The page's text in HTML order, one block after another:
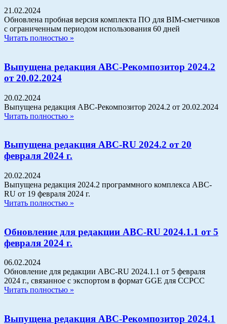
21.02.2024
Обновлена пробная версия комплекта ПО для BIM-сметчиков
с ограниченным периодом использования 60 дней
Читать полностью »
Выпущена редакция АВС-Рекомпозитор 2024.2
от 20.02.2024
20.02.2024
Выпущена редакция АВС-Рекомпозитор 2024.2 от 20.02.2024
Читать полностью »
Выпущена редакция АВС-RU 2024.2 от 20
февраля 2024 г.
20.02.2024
Выпущена редакция 2024.2 программного комплекса АВС-
RU от 19 февраля 2024 г.
Читать полностью »
Обновление для редакции АВС-RU 2024.1.1 от 5
февраля 2024 г.
06.02.2024
Обновление для редакции АВС-RU 2024.1.1 от 5 февраля
2024 г., связанное с экспортом в формат GGE для ССРСС
Читать полностью »
Выпущена редакция АВС-Рекомпозитор 2024.1